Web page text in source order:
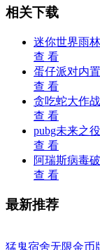
相关下载
迷你世界雨
查 看
蛋仔派对内
查 看
贪吃蛇大作
查 看
pubg未来之
查 看
阿瑞斯病毒
查 看
最新推荐
猛鬼宿舍无限金币